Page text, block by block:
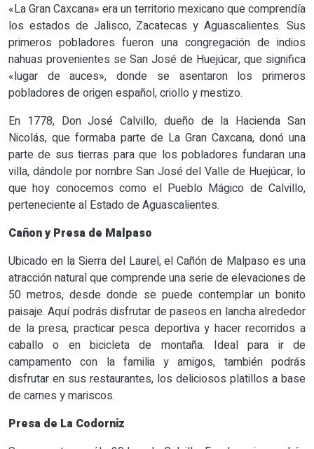
«La Gran Caxcana» era un territorio mexicano que comprendía
los estados de Jalisco, Zacatecas y Aguascalientes. Sus
primeros pobladores fueron una congregación de indios
nahuas provenientes se San José de Huejúcar, que significa
«lugar de auces», donde se asentaron los primeros
pobladores de origen español, criollo y mestizo.
En 1778, Don José Calvillo, dueño de la Hacienda San
Nicolás, que formaba parte de La Gran Caxcana, donó una
parte de sus tierras para que los pobladores fundaran una
villa, dándole por nombre San José del Valle de Huejúcar, lo
que hoy conocemos como el Pueblo Mágico de Calvillo,
perteneciente al Estado de Aguascalientes.
Cañon y Presa de Malpaso
Ubicado en la Sierra del Laurel, el Cañón de Malpaso es una
atracción natural que comprende una serie de elevaciones de
50 metros, desde donde se puede contemplar un bonito
paisaje. Aquí podrás disfrutar de paseos en lancha alrededor
de la presa, practicar pesca deportiva y hacer recorridos a
caballo o en bicicleta de montaña. Ideal para ir de
campamento con la familia y amigos, también podrás
disfrutar en sus restaurantes, los deliciosos platillos a base
de carnes y mariscos.
Presa de La Codorniz